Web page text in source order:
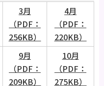
3月
（PDF：
256KB）
4月
（PDF：
220KB）
9月
（PDF：
209KB）
10月
（PDF：
275KB）